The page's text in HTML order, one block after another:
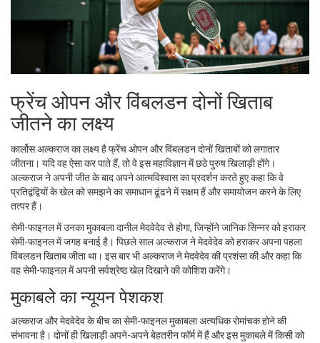
फ्रेंच ओपन और विंबलडन दोनों खिताब
जीतने का लक्ष्य
कार्लोस अल्कराज का लक्ष्य है फ्रेंच ओपन और विंबलडन दोनों खिताबों को लगातार
जीतना। यदि वह ऐसा कर पाते हैं, तो वे इस महाविज्ञान में छठे पुरुष खिलाड़ी होंगे।
अल्कराज ने अपनी जीत के बाद अपने आत्मविश्वास का प्रदर्शन करते हुए कहा कि वे
प्रतिद्वंद्वियों के खेल को समझने का समाधान ढूंढने में सक्षम हैं और समायोजन करने के लिए
तत्पर हैं।
सेमी-फाइनल में उनका मुकाबला दानील मेदवेदेव से होगा, जिन्होंने जानिक सिन्नर को हराकर
सेमी-फाइनल में जगह बनाई है। पिछले साल अल्कराज ने मेदवेदेव को हराकर अपना पहला
विंबलडन खिताब जीता था। इस बार भी अल्कराज ने मेदवेदेव की प्रशंसा की और कहा कि
वह सेमी-फाइनल में अपनी सर्वश्रेष्ठ खेल दिखाने की कोशिश करेंगे।
मुकाबले का न्यूयन पेशकश
अल्कराज और मेदवेदेव के बीच का सेमी-फाइनल मुकाबला अत्यधिक रोमांचक होने की
संभावना है। दोनों ही खिलाड़ी अपने-अपने बेहतरीन फॉर्म में हैं और इस मुकाबले में किसी को